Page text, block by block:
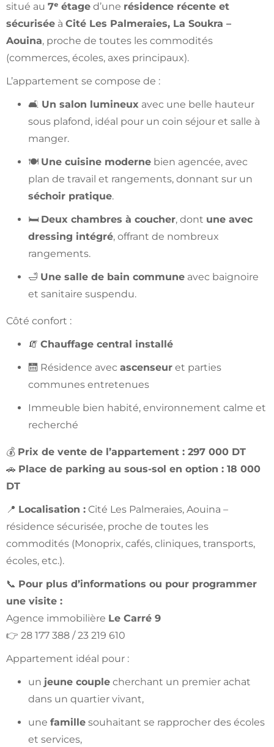
situé au 7ᵉ étage d’une résidence récente et
sécurisée à Cité Les Palmeraies, La Soukra –
Aouina, proche de toutes les commodités
(commerces, écoles, axes principaux).
L’appartement se compose de :
🛋️ Un salon lumineux avec une belle hauteur
sous plafond, idéal pour un coin séjour et salle à
manger.
🍽️ Une cuisine moderne bien agencée, avec
plan de travail et rangements, donnant sur un
séchoir pratique.
🛏️ Deux chambres à coucher, dont une avec
dressing intégré, offrant de nombreux
rangements.
🛁 Une salle de bain commune avec baignoire
et sanitaire suspendu.
Côté confort :
🧯 Chauffage central installé
🛗 Résidence avec ascenseur et parties
communes entretenues
Immeuble bien habité, environnement calme et
recherché
💰 Prix de vente de l’appartement : 297 000 DT
🚗 Place de parking au sous-sol en option : 18 000
DT
📍 Localisation : Cité Les Palmeraies, Aouina –
résidence sécurisée, proche de toutes les
commodités (Monoprix, cafés, cliniques, transports,
écoles, etc.).
📞 Pour plus d’informations ou pour programmer
une visite :
Agence immobilière Le Carré 9
👉 28 177 388 / 23 219 610
Appartement idéal pour :
un jeune couple cherchant un premier achat
dans un quartier vivant,
une famille souhaitant se rapprocher des écoles
et services,